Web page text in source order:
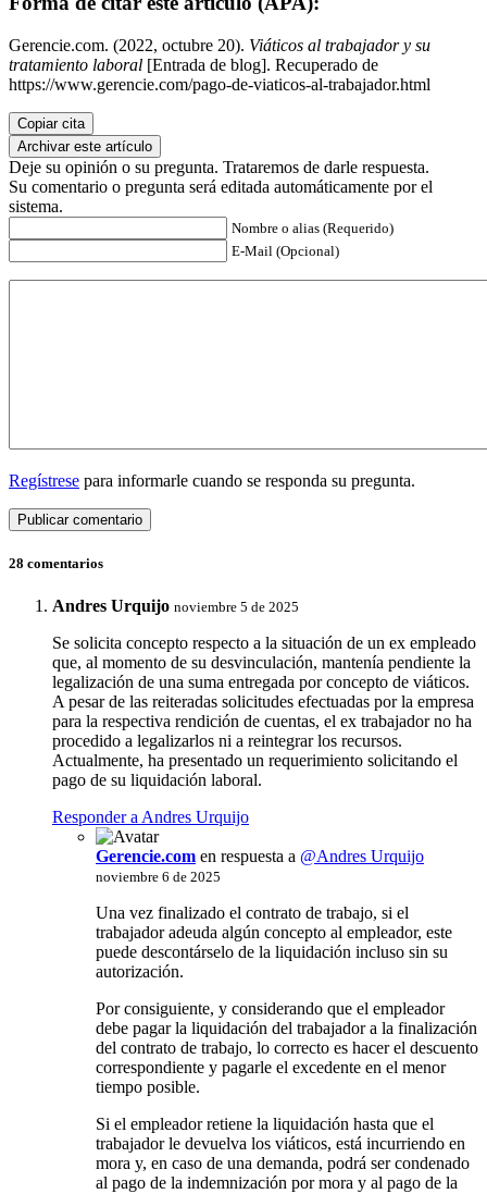
Gerencie.com. (2022, octubre 20). Viáticos al trabajador y su
tratamiento laboral [Entrada de blog]. Recuperado de
https://www.gerencie.com/pago-de-viaticos-al-trabajador.html
Copiar cita
Archivar este artículo
Deje su opinión o su pregunta. Trataremos de darle respuesta.
Su comentario o pregunta será editada automáticamente por el
sistema.
Nombre o alias (Requerido)
E-Mail (Opcional)
Regístrese para informarle cuando se responda su pregunta.
28 comentarios
Andres Urquijo noviembre 5 de 2025
Se solicita concepto respecto a la situación de un ex empleado
que, al momento de su desvinculación, mantenía pendiente la
legalización de una suma entregada por concepto de viáticos.
A pesar de las reiteradas solicitudes efectuadas por la empresa
para la respectiva rendición de cuentas, el ex trabajador no ha
procedido a legalizarlos ni a reintegrar los recursos.
Actualmente, ha presentado un requerimiento solicitando el
pago de su liquidación laboral.
Responder a Andres Urquijo
Gerencie.com en respuesta a @Andres Urquijo
noviembre 6 de 2025
Una vez finalizado el contrato de trabajo, si el
trabajador adeuda algún concepto al empleador, este
puede descontárselo de la liquidación incluso sin su
autorización.
Por consiguiente, y considerando que el empleador
debe pagar la liquidación del trabajador a la finalización
del contrato de trabajo, lo correcto es hacer el descuento
correspondiente y pagarle el excedente en el menor
tiempo posible.
Si el empleador retiene la liquidación hasta que el
trabajador le devuelva los viáticos, está incurriendo en
mora y, en caso de una demanda, podrá ser condenado
al pago de la indemnización por mora y al pago de la